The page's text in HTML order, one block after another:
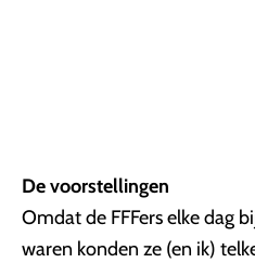
De voorstellingen
Omdat de FFFers elke dag
waren konden ze (en ik)